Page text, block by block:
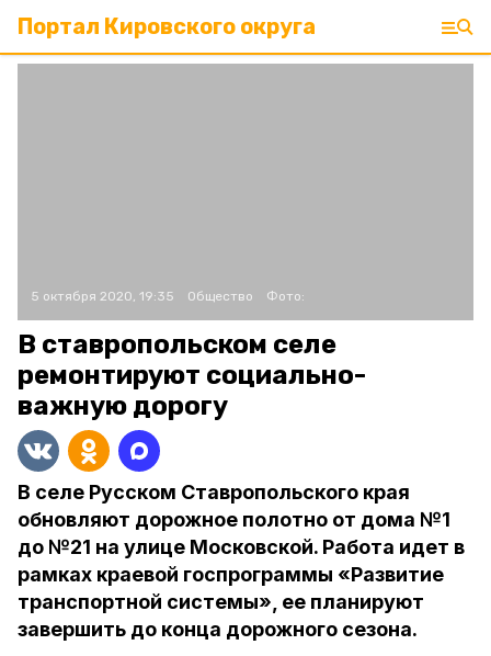
Портал Кировского округа
5 октября 2020, 19:35 Общество Фото:
В ставропольском селе
ремонтируют социально-
важную дорогу
В селе Русском Ставропольского края
обновляют дорожное полотно от дома №1
до №21 на улице Московской. Работа идет в
рамках краевой госпрограммы «Развитие
транспортной системы», ее планируют
завершить до конца дорожного сезона.